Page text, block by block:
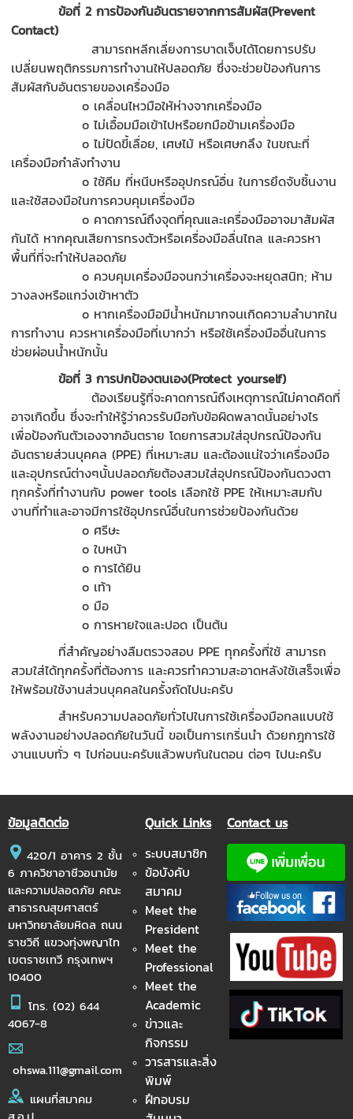
ข้อที่2 การป้องกันอันตรายจากการสัมผัส(Prevent
Contact)
สามารถหลีกเลี่ยงการบาดเจ็บได้โดยการปรับ
เปลี่ยนพฤติกรรมการทำงานให้ปลอดภัย ซึ่งจะช่วยป้องกันการ
สัมผัสกับอันตรายของเครื่องมือ
o เคลื่อนไหวมือให้ห่างจากเครื่องมือ
oไม่เอื้อมมือเข้าไปหรือยกมือข้ามเครื่องมือ
oไม่ปัดขี้เลื่อย, เศษไม้ หรือเศษกลึง ในขณะที่
เครื่องมือกำลังทำงาน
oใช้คีม ที่หนีบหรืออุปกรณ์อื่น ในการยึดจับชิ้นงาน
และใช้สองมือในการควบคุมเครื่องมือ
o คาดการณ์ถึงจุดที่คุณและเครื่องมืออาจมาสัมผัส
กันได้ หากคุณเสียการทรงตัวหรือเครื่องมือลื่นไถล และควรหา
พื้นที่ที่จะทำให้ปลอดภัย
o ควบคุมเครื่องมือจนกว่าเครื่องจะหยุดสนิท; ห้าม
วางลงหรือแกว่งเข้าหาตัว
o หากเครื่องมือมีน้ำหนักมากจนเกิดความลำบากใน
การทำงาน ควรหาเครื่องมือที่เบากว่า หรือใช้เครื่องมืออื่นในการ
ช่วยผ่อนน้ำหนักนั้น
ข้อที่3 การปกป้องตนเอง(Protect yourself)
ต้องเรียนรู้ที่จะคาดการณ์ถึงเหตุการณ์ไม่คาดคิดที่
อาจเกิดขึ้น ซึ่งจะทำให้รู้ว่าควรรับมือกับข้อผิดพลาดนั้นอย่างไร
เพื่อป้องกันตัวเองจากอันตราย โดยการสวมใส่อุปกรณ์ป้องกัน
อันตรายส่วนบุคคล (PPE) ที่เหมาะสม และต้องแน่ใจว่าเครื่องมือ
และอุปกรณ์ต่างๆนั้นปลอดภัยต้องสวมใส่อุปกรณ์ป้องกันดวงตา
ทุกครั้งที่ทำงานกับ power tools เลือกใช้ PPE ให้เหมาะสมกับ
งานที่ทำและอาจมีการใช้อุปกรณ์อื่นในการช่วยป้องกันด้วย
o ศรีษะ
oใบหน้า
oการได้ยิน
o เท้า
o มือ
oการหายใจและปอด เป็นต้น
ที่สำคัญอย่างลืมตรวจสอบ PPE ทุกครั้งที่ใช้ สามารถ
สวมใส่ได้ทุกครั้งที่ต้องการ และควรทำความสะอาดหลังใช้เสร็จเพื่อ
ให้พร้อมใช้งานส่วนบุคคลในครั้งถัดไปนะครับ
สำหรับความปลอดภัยทั่วไปในการใช้เครื่องมือกลแบบใช้
พลังงานอย่างปลอดภัยในวันนี้ ขอเป็นการเกริ่นนำ ด้วยกฎการใช้
งานแบบทั่ว ๆ ไปก่อนนะครับแล้วพบกันในตอน ต่อๆ ไปนะครับ
ข้อมูลติดต่อ
420/1 อาคาร 2 ชั้น
6 ภาควิชาอาชีวอนามัย
และความปลอดภัย คณะ
สาธารณสุขศาสตร์
มหาวิทยาลัยมหิดล ถนน
ราชวิถี แขวงทุ่งพญาไท
เขตราชเทวี กรุงเทพฯ
10400
โทร. (02) 644
4067-8
ohswa.111@gmail.com
แผนที่สมาคม
Quick Links
ระบบสมาชิก
ข้อบังคับ
สมาคม
Meet the
President
Meet the
Professional
Meet the
Academic
ข่าวและ
กิจกรรม
วารสารและสิ่ง
พิมพ์
ฝึกอบรม
Contact us